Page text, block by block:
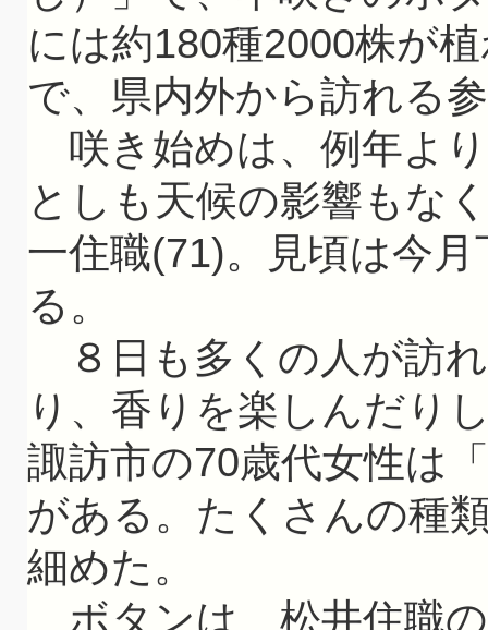
には約180種2000株が
で、県内外から訪れる
咲き始めは、例年よ
としも天候の影響もな
一住職(71)。見頃は今
る。
８日も多くの人が訪
り、香りを楽しんだり
諏訪市の70歳代女性は
がある。たくさんの種
細めた。
ボタンは、松井住職